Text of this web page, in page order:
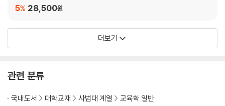
28,500원
5%
더보기
관련 분류
국내도서 대학교재 사범대 계열
교육학 일반